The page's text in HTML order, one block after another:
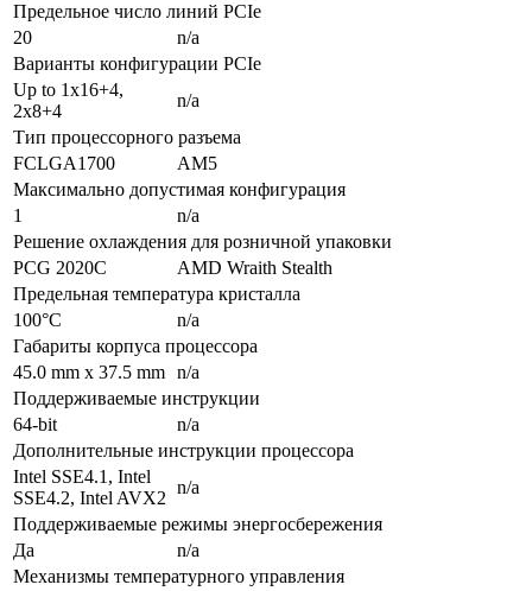
Предельное число линий PCIe
20
n/a
Варианты конфигурации PCIe
Up to 1x16+4,
2x8+4
n/a
Тип процессорного разъема
FCLGA1700
AM5
Максимально допустимая конфигурация
1
n/a
Решение охлаждения для розничной упаковки
PCG 2020C
AMD Wraith Stealth
Предельная температура кристалла
100°C
n/a
Габариты корпуса процессора
45.0 mm x 37.5 mm n/a
Поддерживаемые инструкции
64-bit
n/a
Дополнительные инструкции процессора
Intel SSE4.1, Intel
SSE4.2, Intel AVX2
n/a
Поддерживаемые режимы энергосбережения
Да
n/a
Механизмы температурного управления